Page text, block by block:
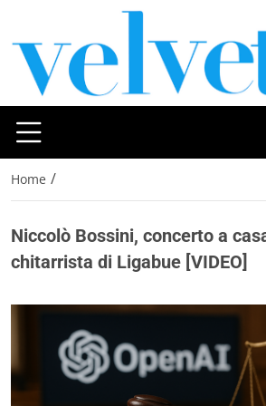
Home /
Niccolò Bossini, concerto a
chitarrista di Ligabue [VIDEO]